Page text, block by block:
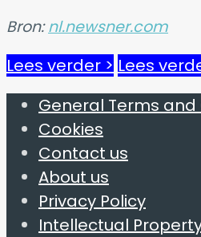
Bron:nl.newsner.com
Lees verder > Lees
General Terms
Cookies
Contact us
About us
Privacy Policy
Intellectual